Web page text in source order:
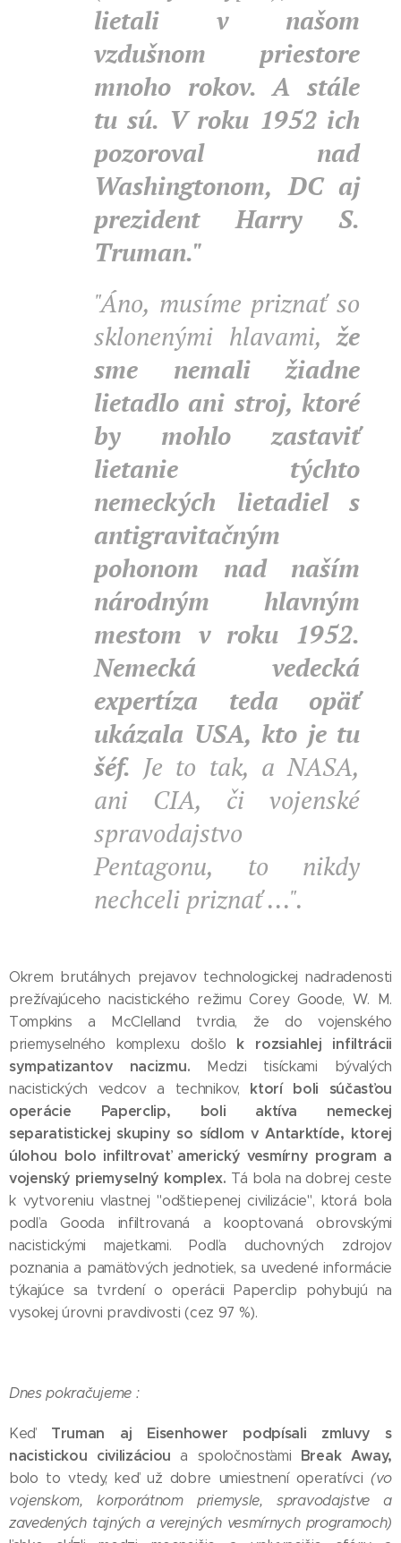
lietali v našom
vzdušnom priestore
mnoho rokov. A stále
tu sú. V roku 1952 ich
pozoroval nad
Washingtonom, DC aj
prezident Harry S.
Truman."
"Áno, musíme priznať so
sklonenými hlavami,že
sme nemali žiadne
lietadlo ani stroj, ktoré
by mohlo zastaviť
lietanie týchto
nemeckých lietadiel s
antigravitačným
pohonom nad naším
národným hlavným
mestom v roku 1952.
Nemecká vedecká
expertíza teda opäť
ukázala USA, kto je tu
šéf. Je to tak, a NASA,
ani CIA, či vojenské
spravodajstvo
Pentagonu, to nikdy
nechceli priznať ...".
Okrem brutálnych prejavov technologickej nadradenosti
prežívajúceho nacistického režimu Corey Goode, W. M.
Tompkins a McClelland tvrdia, že do vojenského
priemyselného komplexu došlo k rozsiahlej infiltrácii
sympatizantov nacizmu. Medzi tisíckami bývalých
nacistických vedcov a technikov, ktorí boli súčasťou
operácie Paperclip,
boli aktíva nemeckej
separatistickej skupiny so sídlom v Antarktíde, ktorej
úlohou bolo infiltrovať americký vesmírny program a
vojenský priemyselný komplex. Tá bola na dobrej ceste
k vytvoreniu vlastnej "odštiepenej civilizácie", ktorá bola
podľa Gooda infiltrovaná a kooptovaná obrovskými
nacistickými majetkami. Podľa duchovných zdrojov
poznania a pamäťových jednotiek, sa uvedené informácie
týkajúce sa tvrdení o operácii Paperclip pohybujú na
vysokej úrovni pravdivosti (cez 97 %).
Dnes pokračujeme :
Keď Truman aj Eisenhower podpísali zmluvy s
nacistickou civilizáciou a spoločnosťami Break Away,
bolo to vtedy, keď už dobre umiestnení operatívci (vo
vojenskom, korporátnom priemysle, spravodajstve a
zavedených tajných a verejných vesmírnych programoch)